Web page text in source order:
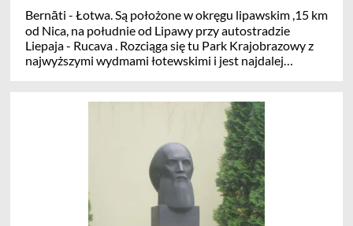
Bernāti - Łotwa. Są położone w okręgu lipawskim ,15 km
od Nica, na południe od Lipawy przy autostradzie
Liepaja - Rucava . Rozciąga się tu Park Krajobrazowy z
najwyższymi wydmami łotewskimi i jest najdalej